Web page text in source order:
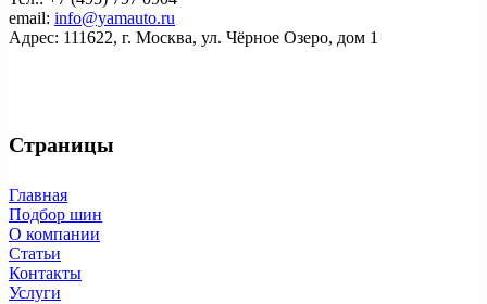
email: info@yamauto.ru
Адрес: 111622, г. Москва, ул. Чёрное Озеро, дом 1
Страницы
Главная
Подбор шин
О компании
Статьи
Контакты
Услуги